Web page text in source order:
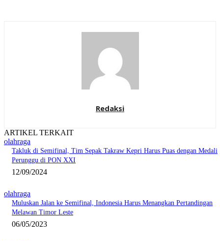
Redaksi
ARTIKEL TERKAIT
olahraga
Takluk di Semifinal, Tim Sepak Takraw Kepri Harus Puas dengan Medali
Perunggu di PON XXI
12/09/2024
olahraga
Muluskan Jalan ke Semifinal, Indonesia Harus Menangkan Pertandingan
Melawan Timor Leste
06/05/2023